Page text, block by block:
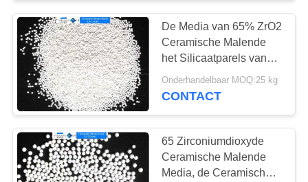
VERZOEK
OM EEN
CITAAT
SITEMAP
PRIVACYBELEID
zirconiumdioxyde
malende media
80
De Media van 65% ZrO2
Ceramische Malende
het Silicaatparels van
het Ballenzirconium 1,0 -
1,2 Mm voor Pesticide
Onderhandelbaar MOQ:25 kg
CONTACT
65 Zirconiumdioxyde
Ceramische Malende
Media, de Ceramische